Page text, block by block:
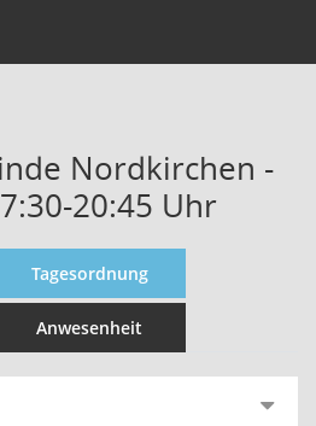
Nordkirchen -
20:45 Uhr
Tagesordnung
Anwesenheit